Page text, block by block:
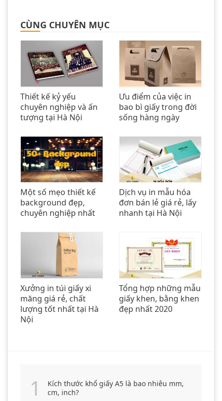
CÙNG CHUYÊN MỤC
Thiết kế kỷ yếu
chuyên nghiệp và ấn
tượng tại Hà Nội
Ưu điểm của việc in
bao bì giấy trong đời
sống hàng ngày
Một số mẹo thiết kế
background đẹp,
chuyên nghiệp nhất
Dịch vụ in mẫu hóa
đơn bán lẻ giá rẻ, lấy
nhanh tại Hà Nội
Xưởng in túi giấy xi
măng giá rẻ, chất
lượng tốt nhất tại Hà
Nội
Tổng hợp những mẫu
giấy khen, bằng khen
đẹp nhất 2020
Kích thước khổ giấy A5 là bao nhiêu mm,
cm, inch?